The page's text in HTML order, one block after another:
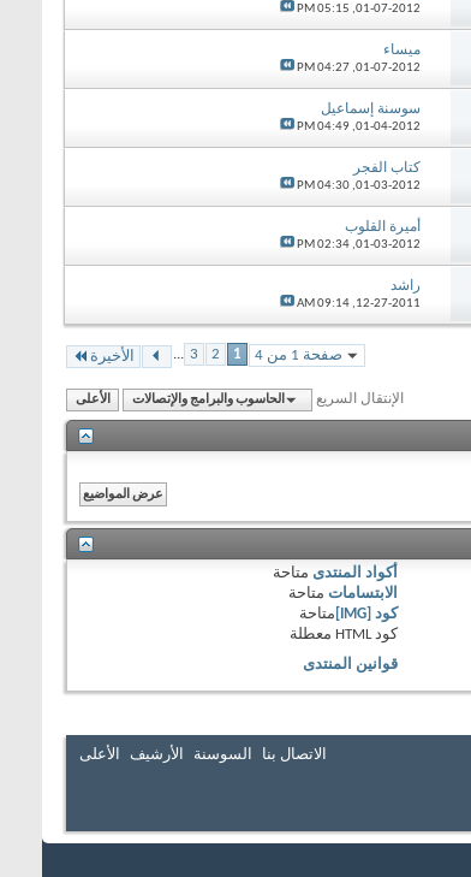
01-07-2012,
05:15 PM
ميساء
01-07-2012,
04:27 PM
سوسنة إسماعيل
01-04-2012,
04:49 PM
كتاب الفجر
01-03-2012,
04:30 PM
أميرة القلوب
01-03-2012,
02:34 PM
راشد
12-27-2011,
09:14 AM
صفحة 1 من 4 1
2
3
... الأخيرة
الإنتقال السريع الحاسوب والبرامج والإتصالات الأعلى
أكواد المنتدى متاحة
الابتسامات متاحة
كود [IMG]
متاحة
كود HTML
معطلة
قوانين المنتدى
الاتصال بنا السوسنة الأرشيف الأعلى